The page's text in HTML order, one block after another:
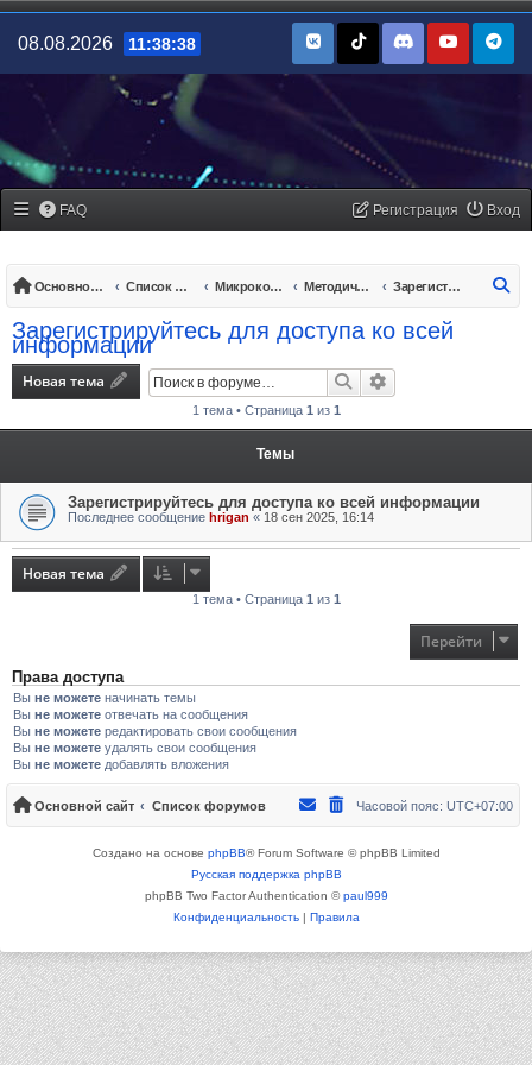
08.08.2026 11:38:38
FAQ Вход
Регистрация
Основной сайт Список форумов Микроконтроллеры/платы управления Методические пособия Зарегистрируйтесь для доступа ко всей информации
Зарегистрируйтесь для доступа ко всей
информации
Новая тема Поиск
1 тема • Страница 1 из 1
Темы
Зарегистрируйтесь для доступа ко всей информации
Последнее сообщение hrigan « 18 сен 2025, 16:14
Новая тема
1 тема • Страница 1 из 1
Перейти
Права доступа
Вы не можете начинать темы
Вы не можете отвечать на сообщения
Вы не можете редактировать свои сообщения
Вы не можете удалять свои сообщения
Вы не можете добавлять вложения
Основной сайт Список форумов Часовой пояс: UTC+07:00
Создано на основе phpBB® Forum Software © phpBB Limited
Русская поддержка phpBB
phpBB Two Factor Authentication ©paul999
Конфиденциальность| Правила